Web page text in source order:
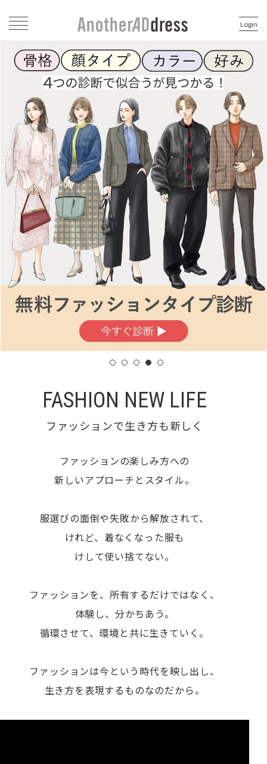
Login
FASHION NEW LIFE
ファッションで生き方も新しく
ファッションの楽しみ方への
新しいアプローチとスタイル。
服選びの面倒や失敗から解放されて、
けれど、着なくなった服も
けして使い捨てない。
ファッションを、所有するだけではなく、
体験し、分かちあう。
循環させて、環境と共に生きていく。
ファッションは今という時代を映し出し、
生き方を表現するものなのだから。